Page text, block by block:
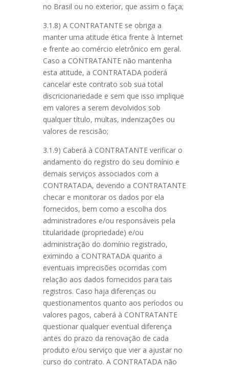
no Brasil ou no exterior, que assim o faça;
3.1.8) A CONTRATANTE se obriga a
manter uma atitude ética frente à Internet
e frente ao comércio eletrônico em geral.
Caso a CONTRATANTE não mantenha
esta atitude, a CONTRATADA poderá
cancelar este contrato sob sua total
discricionariedade e sem que isso implique
em valores a serem devolvidos sob
qualquer título, multas, indenizações ou
valores de rescisão;
3.1.9) Caberá à CONTRATANTE verificar o
andamento do registro do seu domínio e
demais serviços associados com a
CONTRATADA, devendo a CONTRATANTE
checar e monitorar os dados por ela
fornecidos, bem como a escolha dos
administradores e/ou responsáveis pela
titularidade (propriedade) e/ou
administração do domínio registrado,
eximindo a CONTRATADA quanto a
eventuais imprecisões ocorridas com
relação aos dados fornecidos para tais
registros. Caso haja diferenças ou
questionamentos quanto aos períodos ou
valores pagos, caberá à CONTRATANTE
questionar qualquer eventual diferença
antes do prazo da renovação de cada
produto e/ou serviço que vier a ajustar no
curso do contrato. A CONTRATADA não